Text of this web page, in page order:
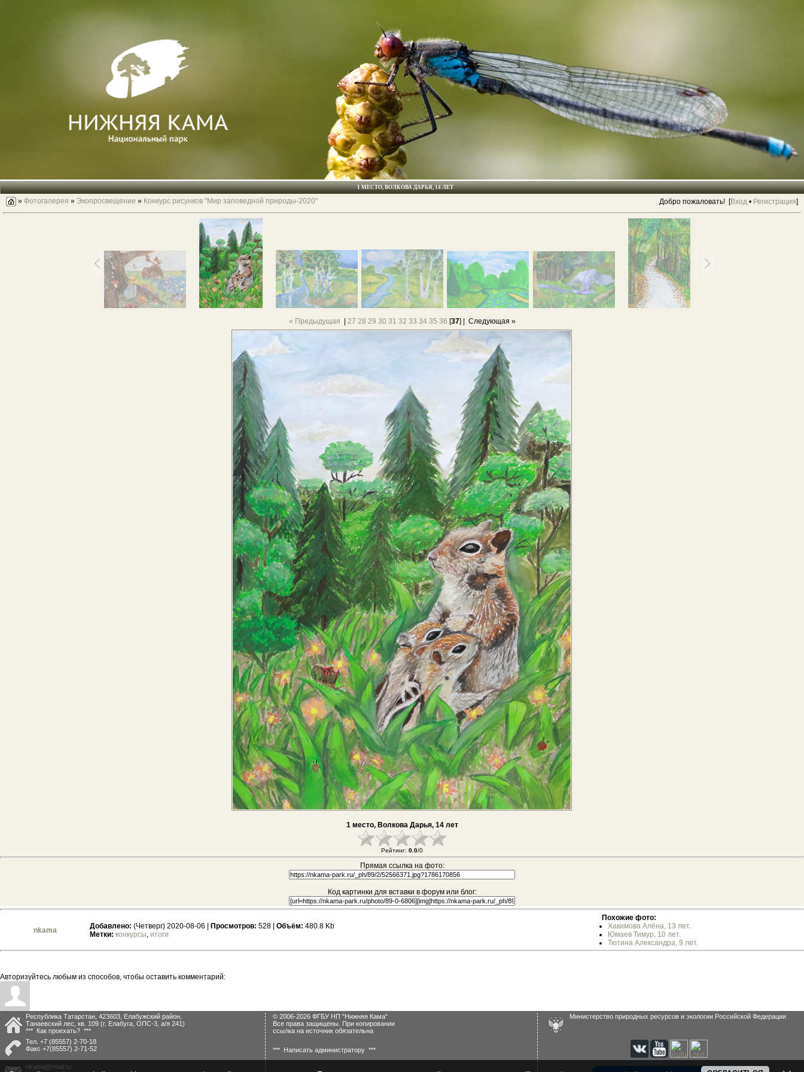
1 МЕСТО, ВОЛКОВА ДАРЬЯ, 14 ЛЕТ
» Фотогалерея » Экопросвещение » Конкурс рисунков "Мир заповедной природы-2020" Добро пожаловать! [Вход • Регистрация]
« Предыдущая 27 28 29 30 31 32 33 34 35 36 [37] | Следующая »
1 место, Волкова Дарья, 14 лет
Рейтинг: 0.0/0
Прямая ссылка на фото:
Код картинки для вставки в форум или блог:
nkama Добавлено: (Четверг) 2020-08-06 | Просмотров: 528 | Объём: 480.8 Kb
Метки: конкурсы, итоги
Похожие фото:
Хакимова Алёна, 13 лет.
Юмаев Тимур, 10 лет.
Тютина Александра, 9 лет.
Авторизуйтесь любым из способов, чтобы оставить комментарий:
Республика Татарстан, 423603, Елабужский район,
Танаевский лес, кв. 109 (г. Елабуга, ОПС-3, а/я 241)
*** Как проехать? ***
© 2006-2026 ФГБУ НП "Нижняя Кама"
Все права защищены. При копировании
ссылка на источник обязательна
Министерство природных ресурсов и экологии Российской Федерации
Тел. +7 (85557) 2-70-18
Факс +7(85557) 2-71-52 *** Написать администратору ***
nkama@mail.ru